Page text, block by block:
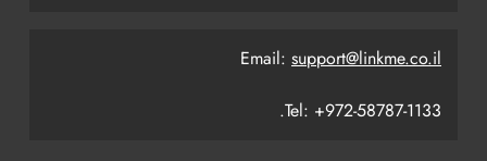
Email: support@linkme.co.il
Tel: +972-58787-1133.